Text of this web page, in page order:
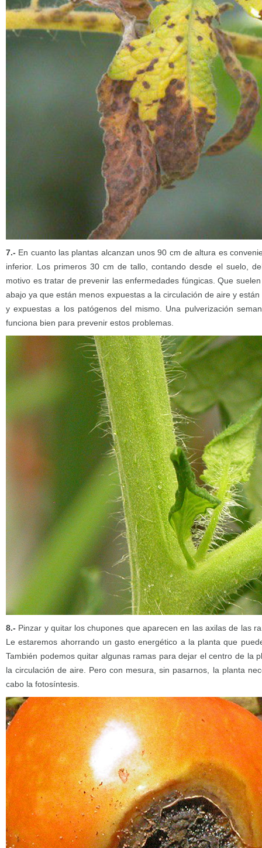
7.- En cuanto las plantas alcanzan unos 90 cm de altura es
inferior. Los primeros 30 cm de tallo, contando desde el suelo,
motivo es tratar de prevenir las enfermedades fúngicas. Que
abajo ya que están menos expuestas a la circulación de aire y
y expuestas a los patógenos del mismo. Una pulverización
funciona bien para prevenir estos problemas.
8.- Pinzar y quitar los chupones que aparecen en las axilas de las
Le estaremos ahorrando un gasto energético a la planta que
También podemos quitar algunas ramas para dejar el centro de la
la circulación de aire. Pero con mesura, sin pasarnos, la planta
cabo la fotosíntesis.